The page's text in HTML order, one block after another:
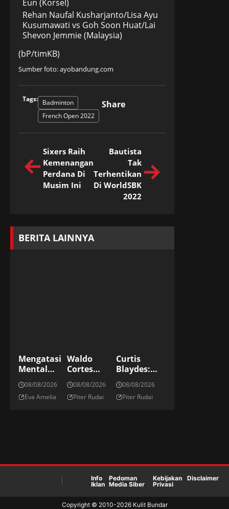
Eun (Korsel)
Rehan Naufal Kusharjanto/Lisa Ayu
Kusumawati vs Goh Soon Huat/Lai
Shevon Jemmie (Malaysia)
(bP/timKB)
Sumber foto: ayobandung.com
Tags: Badminton
French Open 2022
Share
Sixers Raih
Kemenangan
Perdana Di
Musim Ini
Bautista
Tak
Terhentikan
Di WorldSBK
2022
BERITA LAINNYA
Mengatasi
Mental
Overload
Dengan
Rutinitas
08/08/2026
Eva Amelia
Waldo
Cortes
Acosta:
Raksasa
Dominika
08/08/2026
Piter Rudai
Curtis
Blaydes:
Petarung Di
Divisi Kelas
Berat UFC
08/08/2026
Piter Rudai
Info
Iklan
Pedoman
Media Siber
Kebijakan
Privasi
Disclaimer
Copyright © 2010-2026Kulit Bundar